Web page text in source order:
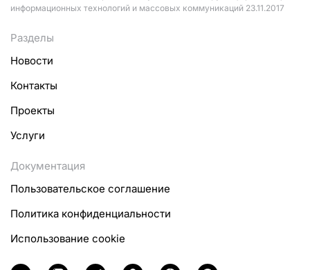
информационных технологий и массовых коммуникаций 23.11.2017
Разделы
Новости
Контакты
Проекты
Услуги
Документация
Пользовательское соглашение
Политика конфиденциальности
Использование cookie